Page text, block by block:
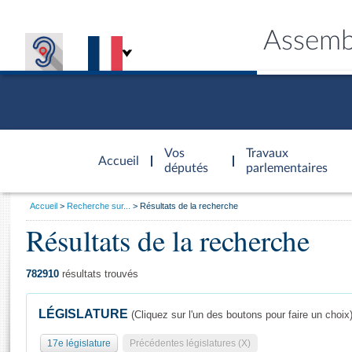
Accueil
d'accueil
Vos
députés
Travaux
parlementaires
Général
Vous
Accueil Recherche sur... Résultats de la recherche
Résultats de la recherche
782910 résultats trouvés
LÉGISLATURE (Cliquez sur l'un des boutons pour faire un choix)
17e législature Précédentes législatures (X)